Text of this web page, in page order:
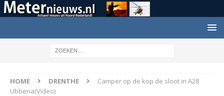
HOME DRENTHE
Camper op de kop de sloot in A28
Ubbena(Video)